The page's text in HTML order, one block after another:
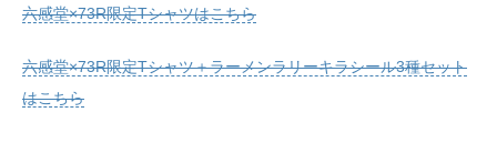
六感堂×73R限定Tシャツはこちら
六感堂×73R限定Tシャツ＋ラーメンラリーキラシール3種セット
はこちら